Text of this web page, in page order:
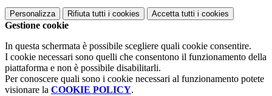
Personalizza Rifiuta tutti i cookies Accetta tutti i cookies
Gestione cookie
In questa schermata è possibile scegliere quali cookie consentire.
I cookie necessari sono quelli che consentono il funzionamento della
piattaforma e non è possibile disabilitarli.
Per conoscere quali sono i cookie necessari al funzionamento potete
visionare la COOKIE POLICY.